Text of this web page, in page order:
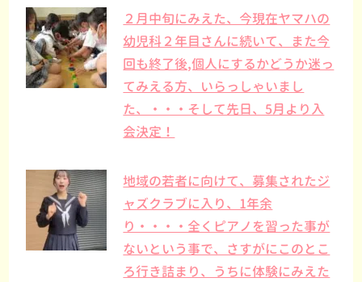
２月中旬にみえた、今現在ヤマハの
幼児科２年目さんに続いて、また今
回も終了後,個人にするかどうか迷っ
てみえる方、いらっしゃいまし
た、・・・そして先日、5月より入
会決定！
地域の若者に向けて、募集されたジ
ャズクラブに入り、1年余
り・・・・全くピアノを習った事が
ないという事で、さすがにこのとこ
ろ行き詰まり、うちに体験にみえた